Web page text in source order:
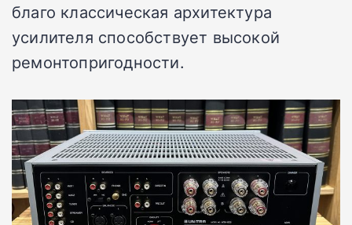
благо классическая архитектура
усилителя способствует высокой
ремонтопригодности.